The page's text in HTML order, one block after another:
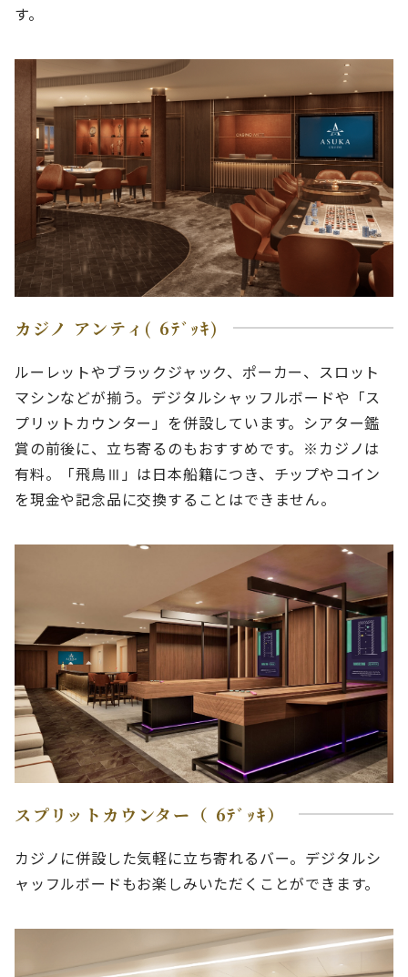
す。
カジノ アンティ( 6ﾃﾞｯｷ)
ルーレットやブラックジャック、ポーカー、スロット
マシンなどが揃う。デジタルシャッフルボードや「ス
プリットカウンター」を併設しています。シアター鑑
賞の前後に、立ち寄るのもおすすめです。※カジノは
有料。「飛鳥Ⅲ」は日本船籍につき、チップやコイン
を現金や記念品に交換することはできません。
スプリットカウンター（ 6ﾃﾞｯｷ）
カジノに併設した気軽に立ち寄れるバー。デジタルシ
ャッフルボードもお楽しみいただくことができます。